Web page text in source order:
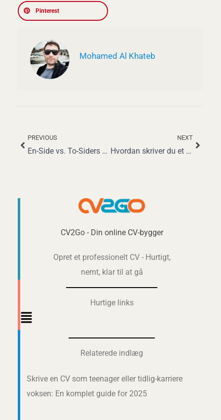
Pinterest
Mohamed Al Khateb
Tidligere
PREVIOUS
En-Side vs. To-Siders CV: Hvilken Passer Bedst til Dig?
NEXT
Hvordan skriver du et forsknings-CV, der bliver bemærket
CV2Go - Din online CV-bygger
Opret et professionelt CV - Hurtigt,
nemt, klar til at gå
Hurtige links
Main
Relaterede indlæg
Skrive en CV som teenager eller tidlig-karriere
voksen: En komplet guide for 2025